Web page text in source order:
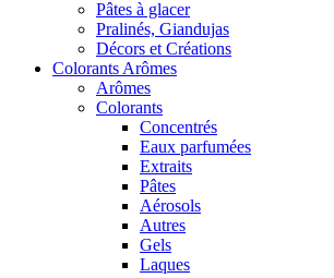
Pâtes à glacer
Pralinés, Giandujas
Décors et Créations
Colorants Arômes
Arômes
Colorants
Concentrés
Eaux parfumées
Extraits
Pâtes
Aérosols
Autres
Gels
Laques